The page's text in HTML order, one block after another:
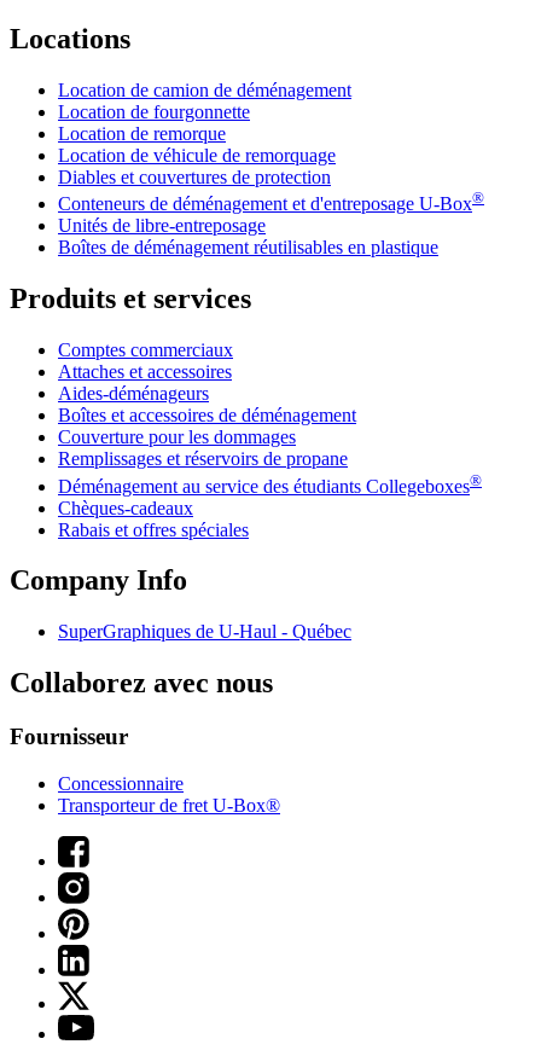
Locations
Location de camion de déménagement
Location de fourgonnette
Location de remorque
Location de véhicule de remorquage
Diables et couvertures de protection
Conteneurs de déménagement et d'entreposage U-Box®
Unités de libre-entreposage
Boîtes de déménagement réutilisables en plastique
Produits et services
Comptes commerciaux
Attaches et accessoires
Aides-déménageurs
Boîtes et accessoires de déménagement
Couverture pour les dommages
Remplissages et réservoirs de propane
Déménagement au service des étudiants Collegeboxes®
Chèques-cadeaux
Rabais et offres spéciales
Company Info
SuperGraphiques de U-Haul - Québec
Collaborez avec nous
Fournisseur
Concessionnaire
Transporteur de fret U-Box®